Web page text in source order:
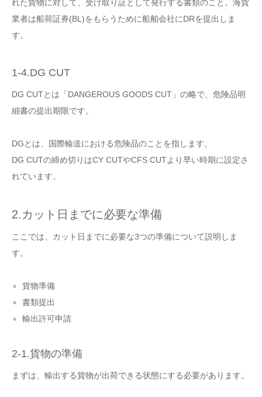
れた貨物に対して、受け取り証として発行する書類のこと。海貨
業者は船荷証券(BL)をもらうために船舶会社にDRを提出しま
す。
1-4.DG CUT
DG CUTとは「DANGEROUS GOODS CUT」の略で、危険品明
細書の提出期限です。
DGとは、国際輸送における危険品のことを指します。
DG CUTの締め切りはCY CUTやCFS CUTより早い時期に設定さ
れています。
2.カット日までに必要な準備
ここでは、カット日までに必要な3つの準備について説明しま
す。
貨物準備
書類提出
輸出許可申請
2-1.貨物の準備
まずは、輸出する貨物が出荷できる状態にする必要があります。